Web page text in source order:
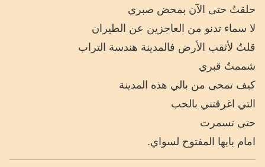
حلقتُ حتى الآن بمحض صبري
لا سماء تدنو من العاجزين عن الطيران
قلتُ لأثقب الأرض فالمدينة هندسة التراب
شممتُ قبري
كيف تمحى من بالي هذه المدينة
التي اغرقتني بالحب
حتى تسمرت
امام بابها المفتوح لسواي.